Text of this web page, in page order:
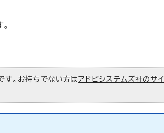
す。お持ちでない方は アドビシステムズ社のサイ